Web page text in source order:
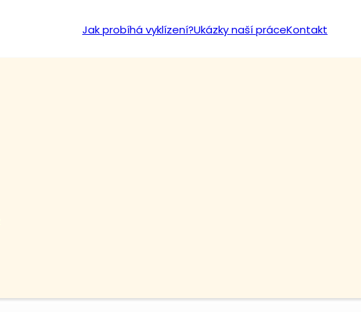
Jak probíhá vyklízení?Ukázky naší práceKontakt